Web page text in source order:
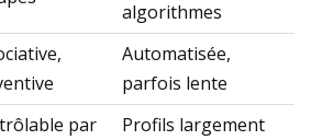
algorithmes
Automatisée,
parfois lente
par
Profils largement